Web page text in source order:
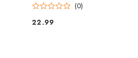
(0)
Cena:
22.99